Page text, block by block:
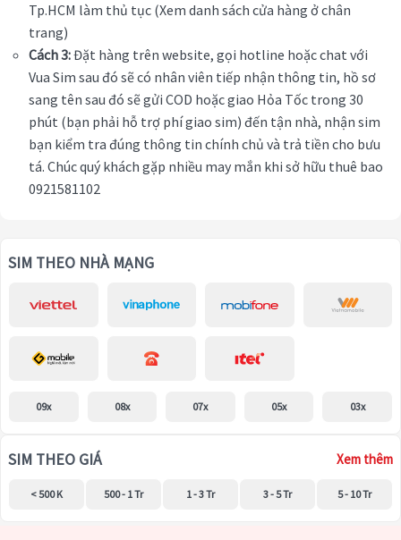
Tp.HCM làm thủ tục (Xem danh sách cửa hàng ở chân
trang)
Cách 3:Đặt hàng trên website, gọi hotline hoặc chat với
Vua Sim sau đó sẽ có nhân viên tiếp nhận thông tin, hồ sơ
sang tên sau đó sẽ gửi COD hoặc giao Hỏa Tốc trong 30
phút (bạn phải hỗ trợ phí giao sim) đến tận nhà, nhận sim
bạn kiểm tra đúng thông tin chính chủ và trả tiền cho bưu
tá. Chúc quý khách gặp nhiều may mắn khi sở hữu thuê bao
0921581102
SIM THEO NHÀ MẠNG
09x 08x 07x 05x 03x
SIM THEO GIÁ Xem thêm
< 500 K 500 - 1 Tr 1 - 3 Tr 3 - 5 Tr 5 - 10 Tr